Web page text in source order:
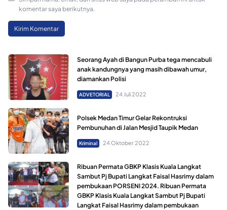
komentar saya berikutnya.
Seorang Ayah di Bangun Purba tega mencabuli
anak kandungnya yang masih dibawah umur,
diamankan Polisi
ADVETORIAL 24 Juli 2022
Polsek Medan Timur Gelar Rekontruksi
Pembunuhan di Jalan Mesjid Taupik Medan
Kriminal 24 Oktober 2022
Ribuan Permata GBKP Klasis Kuala Langkat
Sambut Pj Bupati Langkat Faisal Hasrimy dalam
pembukaan PORSENI 2024. Ribuan Permata
GBKP Klasis Kuala Langkat Sambut Pj Bupati
Langkat Faisal Hasrimy dalam pembukaan